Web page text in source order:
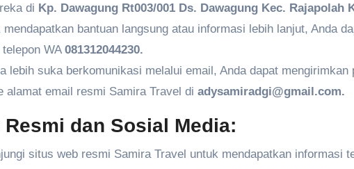
di Kp. Dawagung Rt003/001 Ds. Dawagung Kec. Rajapolah
mendapatkan bantuan langsung atau informasi lebih lanjut, Anda
WA 081312044230.
lebih suka berkomunikasi melalui email, Anda dapat mengirimkan
alamat email resmi Samira Travel di adysamiradgi@gmail.com.
dan Sosial Media:
situs web resmi Samira Travel untuk mendapatkan informasi